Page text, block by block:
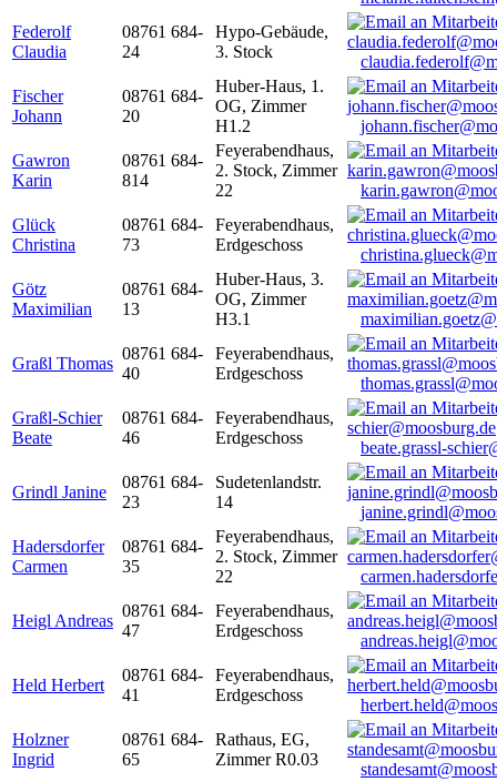
Federolf
Claudia
08761 684-
24
Hypo-Gebäude,
3. Stock
Fischer
Johann
08761 684-
20
Huber-Haus, 1.
OG, Zimmer
H1.2
Gawron
Karin
08761 684-
814
Feyerabendhaus,
2. Stock, Zimmer
22
Glück
Christina
08761 684-
73
Feyerabendhaus,
Erdgeschoss
Götz
Maximilian
08761 684-
13
Huber-Haus, 3.
OG, Zimmer
H3.1
Graßl Thomas
08761 684-
40
Feyerabendhaus,
Erdgeschoss
Graßl-Schier
Beate
08761 684-
46
Feyerabendhaus,
Erdgeschoss
beate.grassl-
Grindl Janine
08761 684-
23
Sudetenlandstr.
14
Hadersdorfer
Carmen
08761 684-
35
Feyerabendhaus,
2. Stock, Zimmer
22
Heigl Andreas
08761 684-
47
Feyerabendhaus,
Erdgeschoss
Held Herbert
08761 684-
41
Feyerabendhaus,
Erdgeschoss
Holzner
Ingrid
08761 684-
65
Rathaus, EG,
Zimmer R0.03